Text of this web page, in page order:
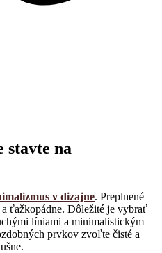
stavte na
v dizajne. Preplnené
ťažkopádne. Dôležité je vybrať
líniami a minimalistickým
prvkov zvoľte čisté a